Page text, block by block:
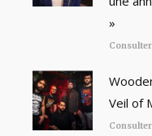
»
Veil of